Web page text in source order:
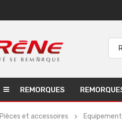
REMORQUES
Pièces et accessoires